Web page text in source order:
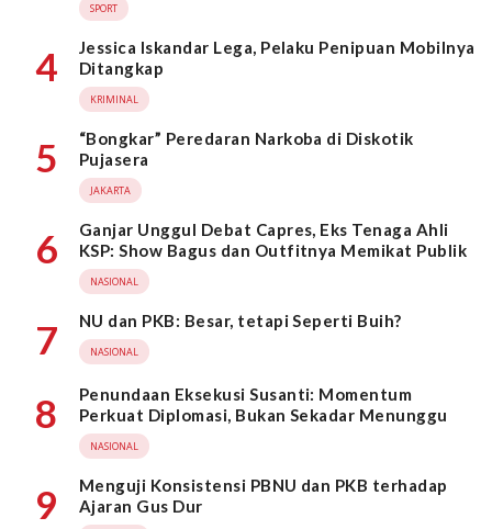
SPORT
4
Jessica Iskandar Lega, Pelaku Penipuan Mobilnya
Ditangkap
KRIMINAL
5
“Bongkar” Peredaran Narkoba di Diskotik
Pujasera
JAKARTA
6
Ganjar Unggul Debat Capres, Eks Tenaga Ahli
KSP: Show Bagus dan Outfitnya Memikat Publik
NASIONAL
7 NU dan PKB: Besar, tetapi Seperti Buih?
NASIONAL
8
Penundaan Eksekusi Susanti: Momentum
Perkuat Diplomasi, Bukan Sekadar Menunggu
NASIONAL
9
Menguji Konsistensi PBNU dan PKB terhadap
Ajaran Gus Dur